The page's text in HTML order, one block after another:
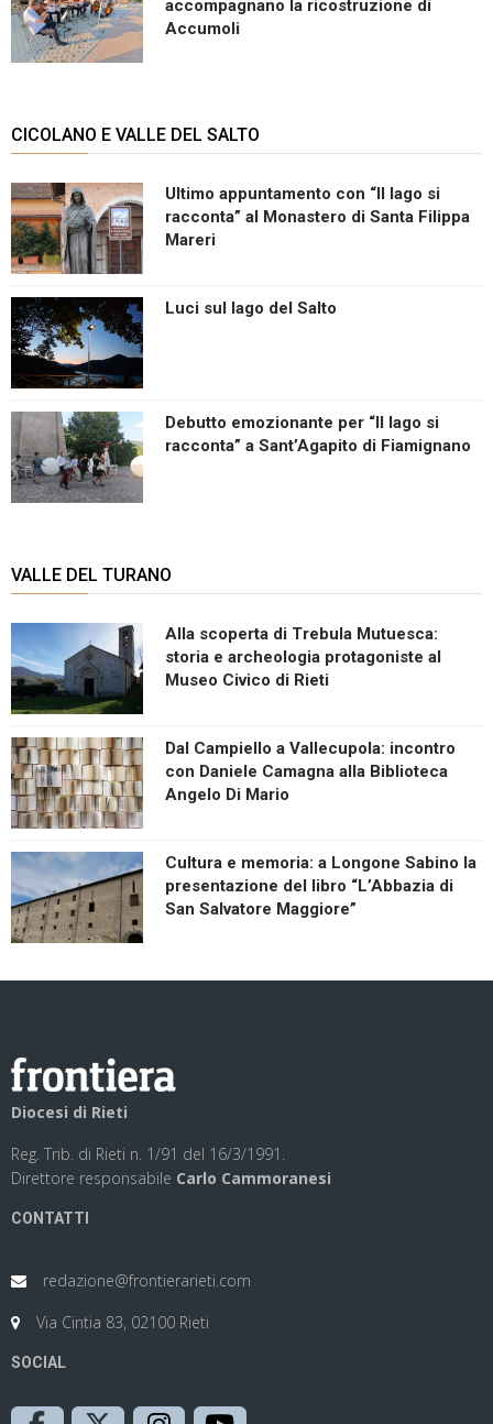
accompagnano la ricostruzione di
Accumoli
CICOLANO E VALLE DEL SALTO
Ultimo appuntamento con “Il lago si
racconta” al Monastero di Santa Filippa
Mareri
Luci sul lago del Salto
Debutto emozionante per “Il lago si
racconta” a Sant’Agapito di Fiamignano
VALLE DEL TURANO
Alla scoperta di Trebula Mutuesca:
storia e archeologia protagoniste al
Museo Civico di Rieti
Dal Campiello a Vallecupola: incontro
con Daniele Camagna alla Biblioteca
Angelo Di Mario
Cultura e memoria: a Longone Sabino la
presentazione del libro “L’Abbazia di
San Salvatore Maggiore”
Diocesi di Rieti
Reg. Trib. di Rieti n. 1/91 del 16/3/1991.
Direttore responsabile Carlo Cammoranesi
CONTATTI
redazione@frontierarieti.com
Via Cintia 83, 02100 Rieti
SOCIAL